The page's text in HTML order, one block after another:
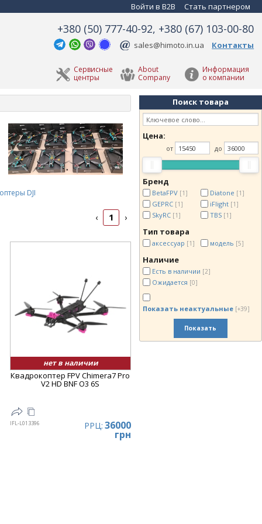
Войти в B2B Стать партнером
+380 (50) 777-40-92, +380 (67) 103-00-80
sales@himoto.in.ua Контакты
Информация
о компании
About
Company
Сервисные
центры
DJI
‹ 1 ›
нет в наличии
Квадрокоптер FPV Chimera7 Pro
V2 HD BNF O3 6S
IFL-L013396 РРЦ: 36000
грн
Поиск товара
Цена:
от до
Бренд
BetaFPV [1] Diatone [1]
GEPRC [1] iFlight [1]
SkyRC [1] TBS [1]
Тип товара
аксессуар [1] модель [5]
Наличие
Есть в наличии [2]
Ожидается [0]
Показать неактуальные [+39]
Показать